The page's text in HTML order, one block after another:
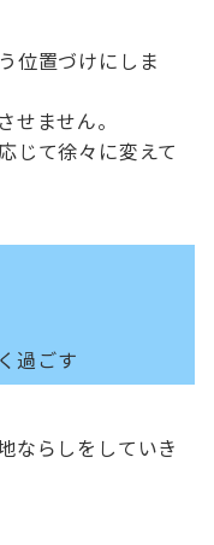
位置づけにしま
せません。
じて徐々に変えて
過ごす
ならしをしていき